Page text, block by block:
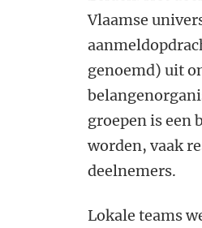
Vlaamse
genoemd) uit
groepen is een
worden, vaak
deelnemers.
Lokale teams